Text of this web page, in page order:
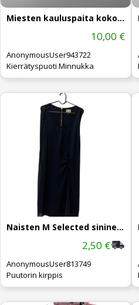
Miesten kauluspaita koko: 41/42 UUSI
10,00 €
AnonymousUser943722
Kierrätyspuoti Minnukka
Naisten M Selected sininen mekko
2,50 €
AnonymousUser813749
Puutorin kirppis